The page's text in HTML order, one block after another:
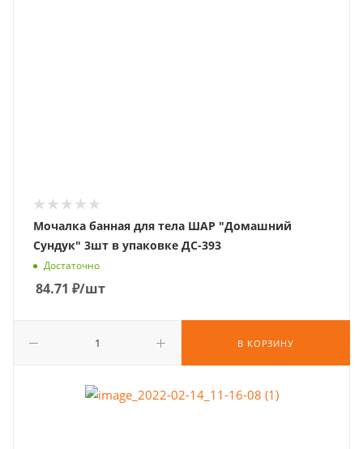
Мочалка банная для тела ШАР "Домашний
Сундук" 3шт в упаковке ДС-393
Достаточно
84.71 ₽/шт
В КОРЗИНУ